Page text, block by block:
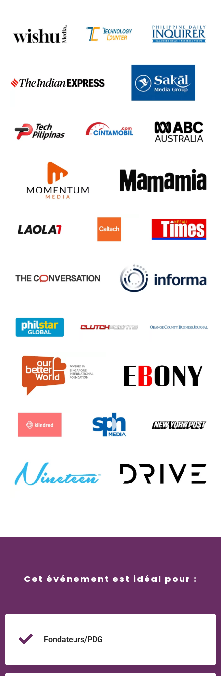
Cet événement est idéal pour :
Fondateurs/PDG